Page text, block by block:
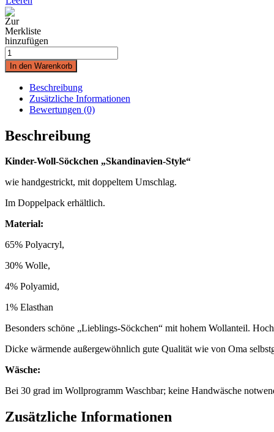
Kinder-
Woll-
Söckchen
"Skandinavien-
Style"
Menge
In den Warenkorb
Beschreibung
Zusätzliche Informationen
Bewertungen (0)
Beschreibung
Kinder-Woll-Söckchen „Skandinavien-Style“
wie handgestrickt, mit doppeltem Umschlag.
Im Doppelpack erhältlich.
Material:
65% Polyacryl,
30% Wolle,
4% Polyamid,
1% Elasthan
Besonders schöne „Lieblings-Söckchen“ mit hohem Wollanteil.
Dicke wärmende außergewöhnlich gute Qualität wie von Oma
Wäsche:
Bei 30 grad im Wollprogramm Waschbar; keine Handwäsche
Zusätzliche Informationen